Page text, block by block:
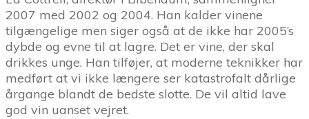
2007 med 2002 og 2004. Han kalder vinene
tilgængelige men siger også at de ikke har 2005’s
dybde og evne til at lagre. Det er vine, der skal
drikkes unge. Han tilføjer, at moderne teknikker har
medført at vi ikke længere ser katastrofalt dårlige
årgange blandt de bedste slotte. De vil altid lave
god vin uanset vejret.